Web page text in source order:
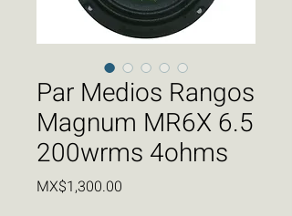
Par Medios Rangos
Magnum MR6X 6.5
200wrms 4ohms
MX$1,300.00